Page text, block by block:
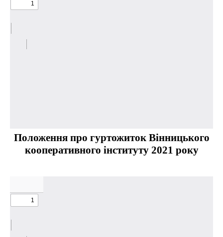
Положення про гуртожиток Вінницького
кооперативного інституту 2021 року